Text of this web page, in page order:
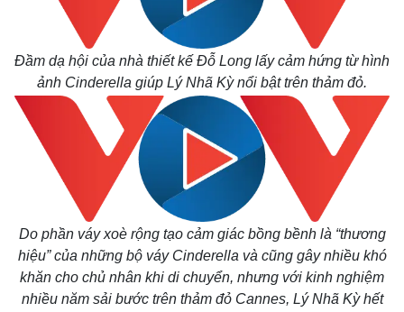
Đầm dạ hội của nhà thiết kế Đỗ Long lấy cảm hứng từ hình
ảnh Cinderella giúp Lý Nhã Kỳ nổi bật trên thảm đỏ.
Do phần váy xoè rộng tạo cảm giác bồng bềnh là “thương
hiệu” của những bộ váy Cinderella và cũng gây nhiều khó
khăn cho chủ nhân khi di chuyển, nhưng với kinh nghiệm
nhiều năm sải bước trên thảm đỏ Cannes, Lý Nhã Kỳ hết